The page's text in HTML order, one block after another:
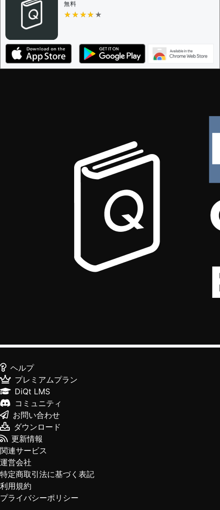
無料
★★★★★
★★★★★
ヘルプ
プレミアムプラン
DiQt LMS
コミュニティ
お問い合わせ
ダウンロード
更新情報
関連サービス
運営会社
特定商取引法に基づく表記
利用規約
プライバシーポリシー